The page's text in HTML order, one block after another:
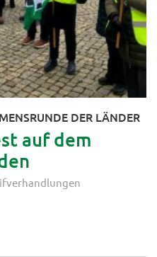
DER LÄNDER
auf dem